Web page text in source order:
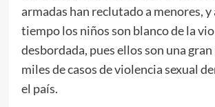
armadas han reclutado a menores,
tiempo los niños son blanco de la
desbordada, pues ellos son una
miles de casos de violencia sexual
el país.